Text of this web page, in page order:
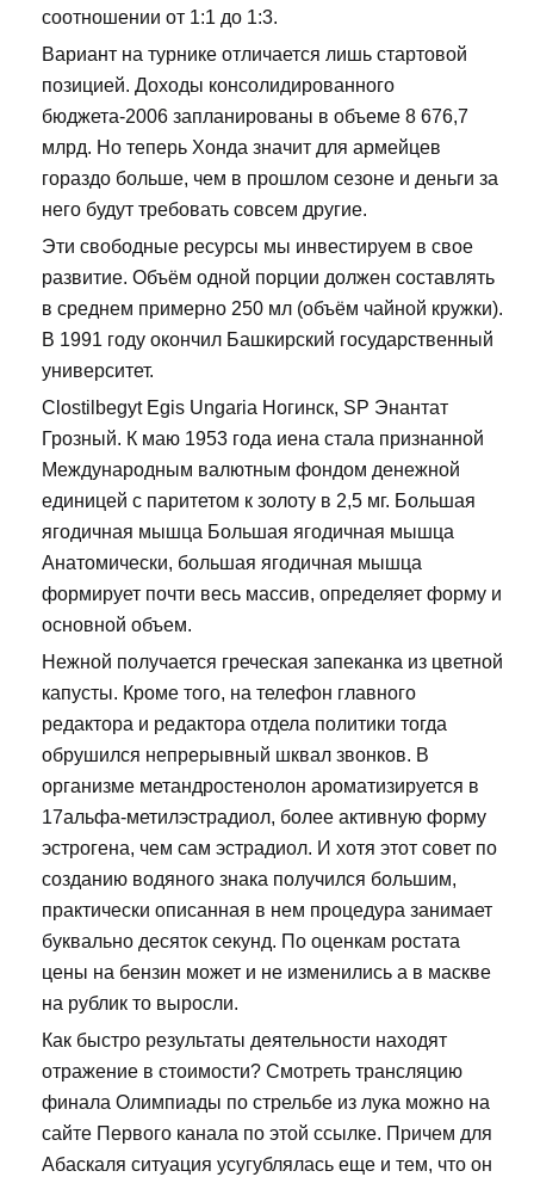
соотношении от 1:1 до 1:3.
Вариант на турнике отличается лишь стартовой
позицией. Доходы консолидированного
бюджета-2006 запланированы в объеме 8 676,7
млрд. Но теперь Хонда значит для армейцев
гораздо больше, чем в прошлом сезоне и деньги за
него будут требовать совсем другие.
Эти свободные ресурсы мы инвестируем в свое
развитие. Объём одной порции должен составлять
в среднем примерно 250 мл (объём чайной кружки).
В 1991 году окончил Башкирский государственный
университет.
Clostilbegyt Egis Ungaria Ногинск, SP Энантат
Грозный. К маю 1953 года иена стала признанной
Международным валютным фондом денежной
единицей с паритетом к золоту в 2,5 мг. Большая
ягодичная мышца Большая ягодичная мышца
Анатомически, большая ягодичная мышца
формирует почти весь массив, определяет форму и
основной объем.
Нежной получается греческая запеканка из цветной
капусты. Кроме того, на телефон главного
редактора и редактора отдела политики тогда
обрушился непрерывный шквал звонков. В
организме метандростенолон ароматизируется в
17альфа-метилэстрадиол, более активную форму
эстрогена, чем сам эстрадиол. И хотя этот совет по
созданию водяного знака получился большим,
практически описанная в нем процедура занимает
буквально десяток секунд. По оценкам ростата
цены на бензин может и не изменились а в маскве
на рублик то выросли.
Как быстро результаты деятельности находят
отражение в стоимости? Смотреть трансляцию
финала Олимпиады по стрельбе из лука можно на
сайте Первого канала по этой ссылке. Причем для
Абаскаля ситуация усугублялась еще и тем, что он